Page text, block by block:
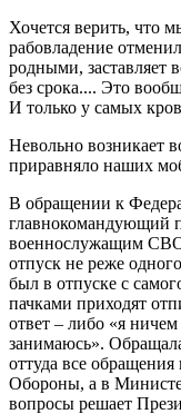
Хочется верить, что
рабовладение
родными, заставляет
без срока.... Это
И только у самых
Невольно возникает
приравняло наших
В обращении к
главнокомандующий
военнослужащим
отпуск не реже
был в отпуске с
пачками приходят
ответ – либо «я
занимаюсь».
оттуда все
Обороны, а в
вопросы решает